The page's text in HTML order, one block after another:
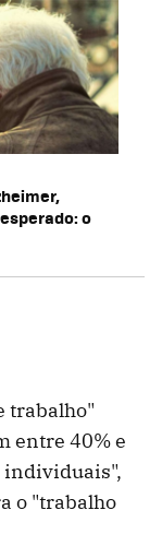
o
trabalho"
entre 40% e
individuais",
o "trabalho